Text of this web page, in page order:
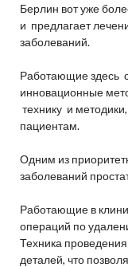
Берлин вот уже
и предлагает
заболеваний.
Работающие здесь
инновационные
технику и
пациентам.
Одним из
заболеваний
Работающие в
операций по
Техника
деталей, что